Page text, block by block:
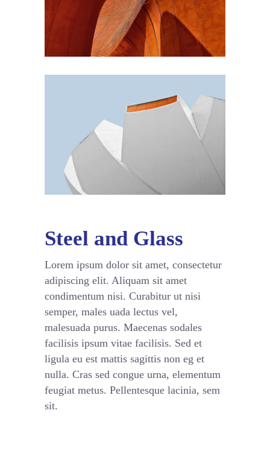
Steel and Glass
Lorem ipsum dolor sit amet, consectetur
adipiscing elit. Aliquam sit amet
condimentum nisi. Curabitur ut nisi
semper, males uada lectus vel,
malesuada purus. Maecenas sodales
facilisis ipsum vitae facilisis. Sed et
ligula eu est mattis sagittis non eg et
nulla. Cras sed congue urna, elementum
feugiat metus. Pellentesque lacinia, sem
sit.